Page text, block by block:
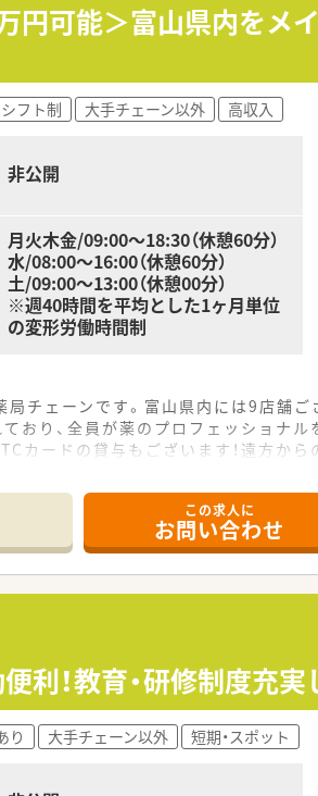
円可能＞富山県内をメ
シフト制 大手チェーン以外 高収入
非公開
月火木金/09:00～18:30（休憩60分）
水/08:00～16:00（休憩60分）
土/09:00～13:00（休憩00分）
※週40時間を平均とした1ヶ月単位
の変形労働時間制
チェーンです。富山県内には9店舗ご
り、全員が薬のプロフェッショナル
カードの貸与もございます！遠方か
この求人に
お問い合わせ
！教育・研修制度充実
り 大手チェーン以外 短期・スポット